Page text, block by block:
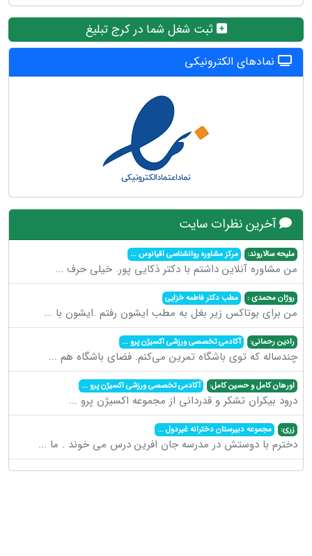
ثبت شغل شما در کرج تبلیغ
نمادهای الکترونیکی
آخرین نظرات سایت
ملیحه سالاروند: مرکز مشاوره روانشناسی اقیانوس...
من مشاوره آنلاین داشتم با دکتر ذکایی پور. خیلی حرف ...
روژان محمدی : مطب دکتر فاطمه خزایی
من برای بوتاکس زیر بغل به مطب ایشون رفتم .ایشون با ...
رادین رحمانی: آکادمی تخصصی ورزشی اکسیژن پرو...
چندساله که توی باشگاه تمرین می‌کنم. فضای باشگاه هم ...
اورهان کامل و حسین کامل: آکادمی تخصصی ورزشی اکسیژن پرو...
درود بیکران تشکر و قدردانی از مجموعه اکسیژن پرو ...
زری: مجموعه دبیرستان دخترانه غیردول...
دخترم با دوستش در مدرسه جان افرین درس می خوند . ما ...